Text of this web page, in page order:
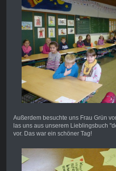
Außerdem besuchte uns Frau Grün
las uns aus unserem Lieblingsbuch
vor. Das war ein schöner Tag!